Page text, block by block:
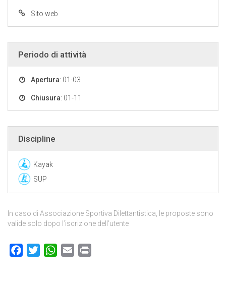
Sito web
Periodo di attività
Apertura: 01-03
Chiusura: 01-11
Discipline
Kayak
SUP
In caso di Associazione Sportiva Dilettantistica, le proposte sono
valide solo dopo l’iscrizione dell’utente
FacebookTwitterWhatsApp
Email